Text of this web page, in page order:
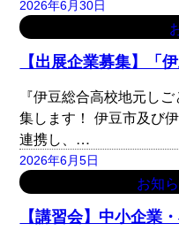
2026年6月30日
『伊豆総合高校地元し
集します！ 伊豆市及び
連携し、…
2026年6月5日
お知